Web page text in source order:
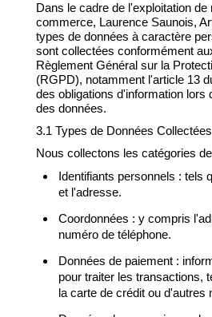
Dans le cadre de l'exploitation de
commerce, Laurence Saunois,
types de données à caractère
sont collectées conformément
Règlement Général sur la
(RGPD), notamment l'article 13
des obligations d'information lors
des données.
3.1 Types de Données Collectées
Nous collectons les catégories
Identifiants personnels : tels
et l'adresse.
Coordonnées : y compris
numéro de téléphone.
Données de paiement :
pour traiter les transactions,
la carte de crédit ou d'autres